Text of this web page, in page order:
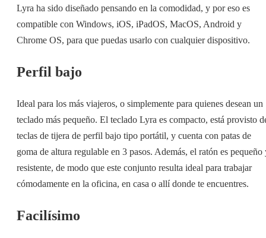
Lyra ha sido diseñado pensando en la comodidad, y por eso es
compatible con Windows, iOS, iPadOS, MacOS, Android y
Chrome OS, para que puedas usarlo con cualquier dispositivo.
Perfil bajo
Ideal para los más viajeros, o simplemente para quienes desean un
teclado más pequeño. El teclado Lyra es compacto, está provisto
teclas de tijera de perfil bajo tipo portátil, y cuenta con patas de
goma de altura regulable en 3 pasos. Además, el ratón es pequeño
resistente, de modo que este conjunto resulta ideal para trabajar
cómodamente en la oficina, en casa o allí donde te encuentres.
Facilísimo